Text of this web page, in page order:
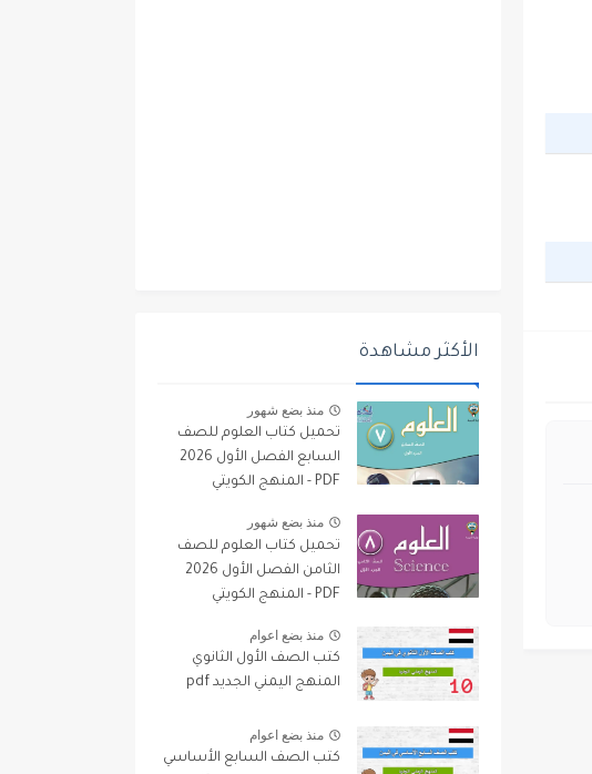
الأكثر مشاهدة
منذ بضع شهور
تحميل كتاب العلوم للصف
السابع الفصل الأول 2026
PDF - المنهج الكويتي
منذ بضع شهور
تحميل كتاب العلوم للصف
الثامن الفصل الأول 2026
PDF - المنهج الكويتي
منذ بضع اعوام
كتب الصف الأول الثانوي
المنهج اليمني الجديد pdf
منذ بضع اعوام
كتب الصف السابع الأساسي